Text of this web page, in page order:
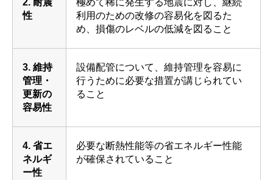
性
利用のための改修の容易化を図るた
め、損傷のレベルの低減を図ること
3. 維持
管理・
更新の
容易性
設備配管について、維持管理を容易に
行うために必要な措置が講じられてい
ること
4. 省エ
ネルギ
ー性
必要な断熱性能等の省エネルギー性能
が確保されていること